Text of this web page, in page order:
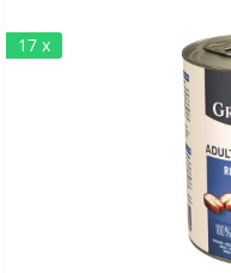
17 x